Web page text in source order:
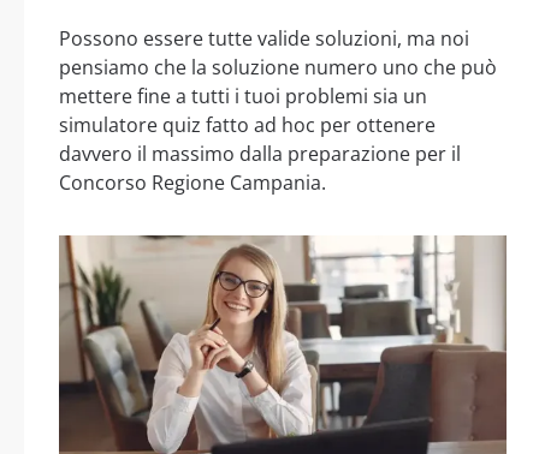
Possono essere tutte valide soluzioni, ma noi
pensiamo che la soluzione numero uno che può
mettere fine a tutti i tuoi problemi sia un
simulatore quiz fatto ad hoc per ottenere
davvero il massimo dalla preparazione per il
Concorso Regione Campania.